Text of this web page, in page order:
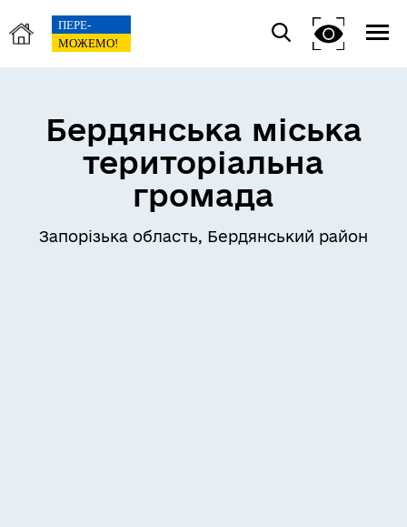
Бердянська міська
територіальна
громада
Запорізька область, Бердянський район